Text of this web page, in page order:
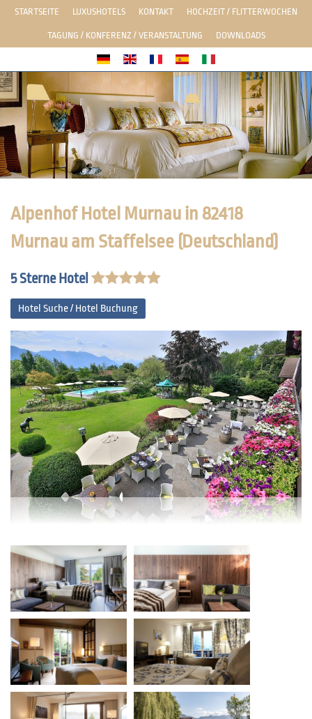
STARTSEITE LUXUSHOTELS KONTAKT HOCHZEIT / FLITTERWOCHEN
TAGUNG / KONFERENZ / VERANSTALTUNG DOWNLOADS
Alpenhof Hotel Murnau in 82418
Murnau am Staffelsee (Deutschland)
5 Sterne Hotel
Hotel Suche / Hotel Buchung